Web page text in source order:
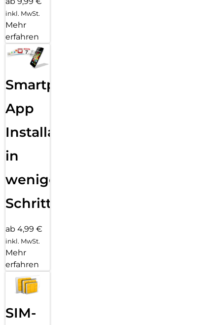
inkl. MwSt.
Mehr
erfahren
Smartphone
App
Installation
in
wenigen
Schritten
ab 4,99 €
inkl. MwSt.
Mehr
erfahren
SIM-